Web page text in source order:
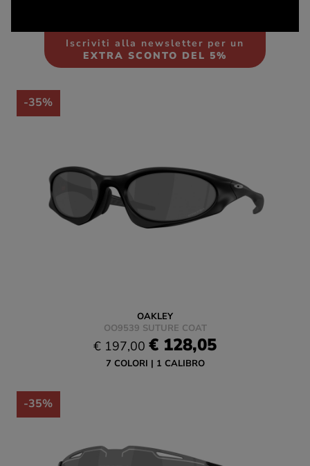
Iscriviti alla newsletter per un
EXTRA SCONTO DEL 5%
-35%
OAKLEY
OO9539 SUTURE COAT
€ 197,00 € 128,05
7 COLORI 1 CALIBRO
-35%